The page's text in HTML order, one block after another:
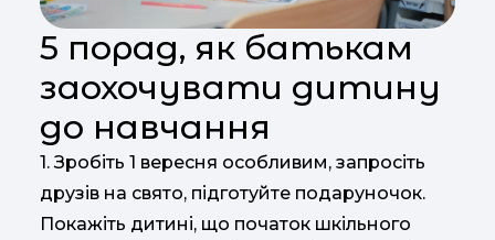
5 порад, як батькам
заохочувати дитину
до навчання
1. Зробіть 1 вересня особливим, запросіть
друзів на свято, підготуйте подаруночок.
Покажіть дитині, що початок шкільного